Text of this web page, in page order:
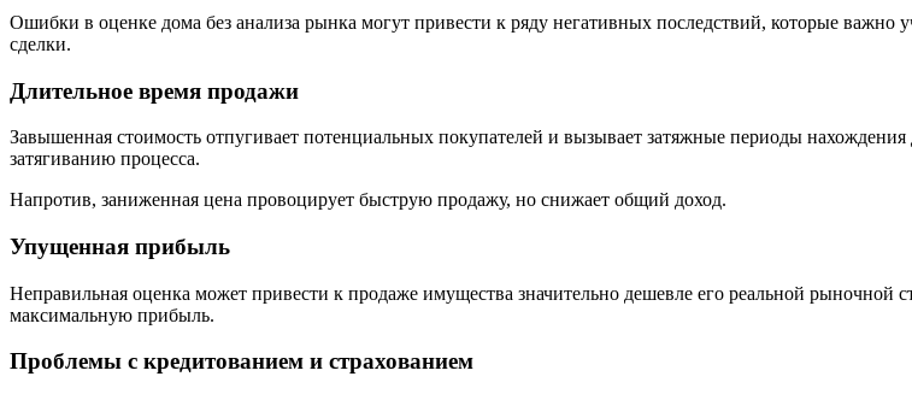
Ошибки в оценке дома без анализа рынка могут привести к ряду негативных последствий, которые важно
сделки.
Длительное время продажи
Завышенная стоимость отпугивает потенциальных покупателей и вызывает затяжные периоды
затягиванию процесса.
Напротив, заниженная цена провоцирует быструю продажу, но снижает общий доход.
Упущенная прибыль
Неправильная оценка может привести к продаже имущества значительно дешевле его реальной
максимальную прибыль.
Проблемы с кредитованием и страхованием